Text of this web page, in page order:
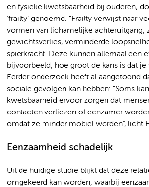
en fysieke kwetsbaarheid bij ouderen,
‘frailty’ genoemd. "Frailty verwijst naar
vormen van lichamelijke achteruitgang,
gewichtsverlies, verminderde
spierkracht. Deze kunnen allemaal een
bijvoorbeeld, hoe groot de kans is dat je
Eerder onderzoek heeft al aangetoond
sociale gevolgen kan hebben: "Soms
kwetsbaarheid ervoor zorgen dat
contacten verliezen of eenzamer
omdat ze minder mobiel worden”, licht
Eenzaamheid schadelijk
Uit de huidige studie blijkt dat deze
omgekeerd kan worden, waarbij